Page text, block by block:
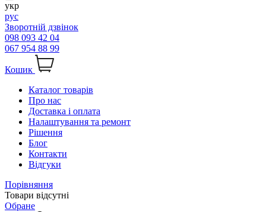
укр
рус
Зворотній дзвінок
098 093 42 04
067 954 88 99
Кошик
Каталог товарів
Про нас
Доставка і оплата
Налаштування та ремонт
Рішення
Блог
Контакти
Відгуки
Порівняння
Товари відсутні
Обране